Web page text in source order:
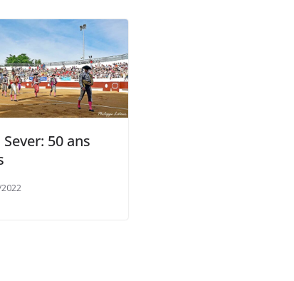
50 ans